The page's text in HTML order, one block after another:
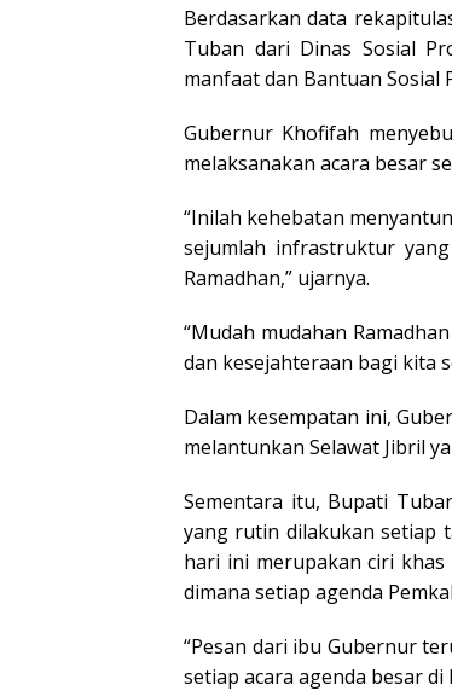
Berdasarkan data
Tuban dari Dinas Sosial
manfaat dan Bantuan Sosial
Gubernur Khofifah
melaksanakan acara besar
“Inilah kehebatan
sejumlah infrastruktur
Ramadhan,” ujarnya.
“Mudah mudahan
dan kesejahteraan bagi kita
Dalam kesempatan ini,
melantunkan Selawat Jibril
Sementara itu, Bupati
yang rutin dilakukan setiap
hari ini merupakan ciri
dimana setiap agenda
“Pesan dari ibu Gubernur
setiap acara agenda besar di